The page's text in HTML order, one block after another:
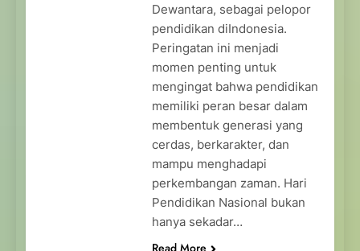
Dewantara, sebagai pelopor
pendidikan diIndonesia.
Peringatan ini menjadi
momen penting untuk
mengingat bahwa pendidikan
memiliki peran besar dalam
membentuk generasi yang
cerdas, berkarakter, dan
mampu menghadapi
perkembangan zaman. Hari
Pendidikan Nasional bukan
hanya sekadar…
Read More